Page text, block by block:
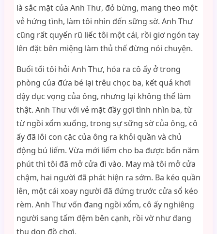
là sắc mặt của Anh Thư, đỏ bừng, mang theo một
vẻ hứng tình, làm tôi nhìn đến sững sờ. Anh Thư
cũng rất quyến rũ liếc tôi một cái, rồi giơ ngón tay
lên đặt bên miệng làm thủ thế đừng nói chuyện.
Buổi tối tôi hỏi Anh Thư, hóa ra cô ấy ở trong
phòng của đứa bé lại trêu chọc ba, kết quả khơi
dậy dục vọng của ông, nhưng lại không thể làm
thật. Anh Thư với vẻ mặt đầy gợi tình nhìn ba, từ
từ ngồi xổm xuống, trong sự sững sờ của ông, cô
ấy đã lôi con cặc của ông ra khỏi quần và chủ
động bú liếm. Vừa mới liếm cho ba được bốn năm
phút thì tôi đã mở cửa đi vào. May mà tôi mở cửa
chậm, hai người đã phát hiện ra sớm. Ba kéo quần
lên, một cái xoay người đã đứng trước cửa sổ kéo
rèm. Anh Thư vốn đang ngồi xổm, cô ấy nghiêng
người sang tấm đệm bên cạnh, rồi vờ như đang
thu dọn đồ chơi.